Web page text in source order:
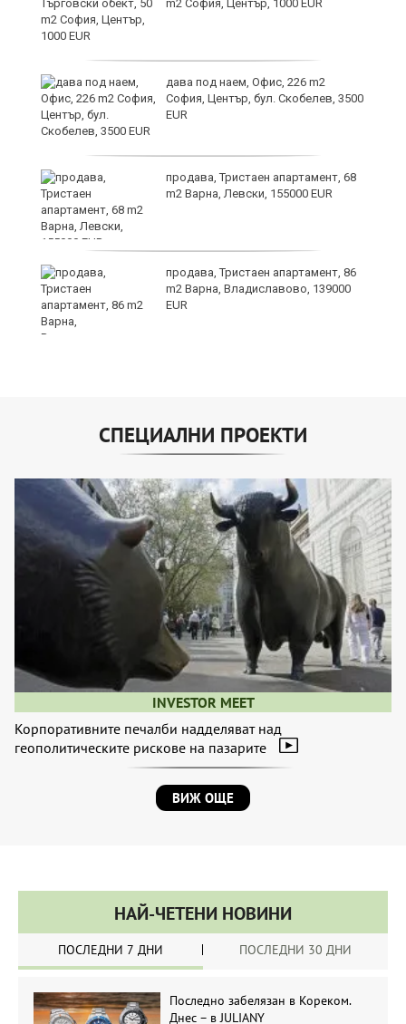
m2 София, Център, 1000 EUR
дава под наем, Офис, 226 m2
София, Център, бул. Скобелев, 3500
EUR
продава, Тристаен апартамент, 68
m2 Варна, Левски, 155000 EUR
продава, Тристаен апартамент, 86
m2 Варна, Владиславово, 139000
EUR
СПЕЦИАЛНИ ПРОЕКТИ
INVESTOR MEET
Корпоративните печалби надделяват над
геополитическите рискове на пазарите
ВИЖ ОЩЕ
НАЙ-ЧЕТЕНИ НОВИНИ
ПОСЛЕДНИ 7 ДНИ ПОСЛЕДНИ 30 ДНИ
Последно забелязан в Кореком.
Днес – в JULIANY